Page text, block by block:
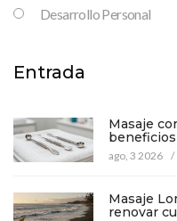
Desarrollo Personal
Entrada
Masaje
bienestar
ago, 3 2026 /
Masaje
renovar